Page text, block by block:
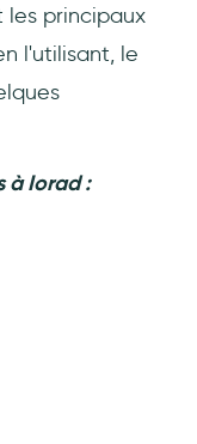
les principaux
l'utilisant, le
à Iorad :